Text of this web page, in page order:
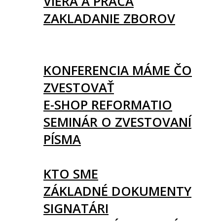
ZAKLADANIE ZBOROV
KONFERENCIA MÁME ČO
ZVESTOVAŤ
E-SHOP REFORMATIO
SEMINÁR O ZVESTOVANÍ
PÍSMA
KTO SME
ZÁKLADNÉ DOKUMENTY
SIGNATÁRI